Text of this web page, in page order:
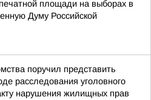
площади на выборах в
Думу Российской
поручил представить
расследования уголовного
нарушения жилищных прав